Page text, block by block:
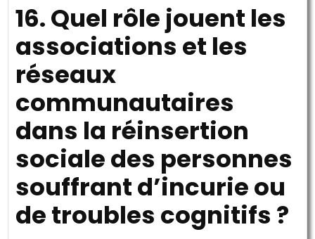
16. Quel rôle jouent les
associations et les
réseaux
communautaires
dans la réinsertion
sociale des personnes
souffrant d’incurie ou
de troubles cognitifs ?